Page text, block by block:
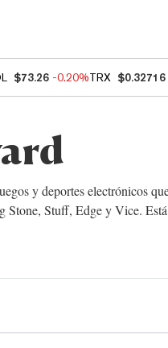
$73.26 -0.20%TRX $0.32716
y deportes electrónicos
Stuff, Edge y Vice.